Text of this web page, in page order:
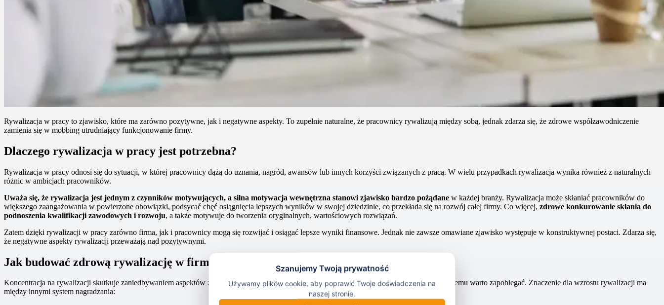
Rywalizacja w pracy to zjawisko, które ma zarówno pozytywne, jak i negatywne aspekty. To zupełnie naturalne, że pracownicy rywalizują między sobą, jednak zdarza się, że zdrowe współzawodniczenie
zamienia się w mobbing utrudniający funkcjonowanie firmy.
Dlaczego rywalizacja w pracy jest potrzebna?
Rywalizacja w pracy odnosi się do sytuacji, w której pracownicy dążą do uznania, nagród, awansów lub innych korzyści związanych z pracą. W wielu przypadkach rywalizacja wynika również z naturalnych
różnic w ambicjach pracowników.
Uważa się, że rywalizacja jest jednym z czynników motywujących, a silna motywacja wewnętrzna stanowi zjawisko bardzo pożądane w każdej branży. Rywalizacja może skłaniać pracowników do
większego zaangażowania w powierzone obowiązki, podsycać chęć osiągnięcia lepszych wyników w swojej dziedzinie, co przekłada się na rozwój całej firmy. Co więcej, zdrowe konkurowanie skłania do
podnoszenia kwalifikacji zawodowych i rozwoju, a także motywuje do tworzenia oryginalnych, wartościowych rozwiązań.
Zatem dzięki rywalizacji w pracy zarówno firma, jak i pracownicy mogą się rozwijać i osiągać lepsze wyniki finansowe. Jednak nie zawsze omawiane zjawisko występuje w konstruktywnej postaci. Zdarza się,
że negatywne aspekty rywalizacji przeważają nad pozytywnymi.
Jak budować zdrową rywalizację w firmie?
Koncentracja na rywalizacji skutkuje zaniedbywaniem aspektów związanych z budowaniem pozytywnego i wspierającego środowiska pracy, czemu warto zapobiegać. Znaczenie dla wzrostu rywalizacji ma
między innymi system nagradzania: